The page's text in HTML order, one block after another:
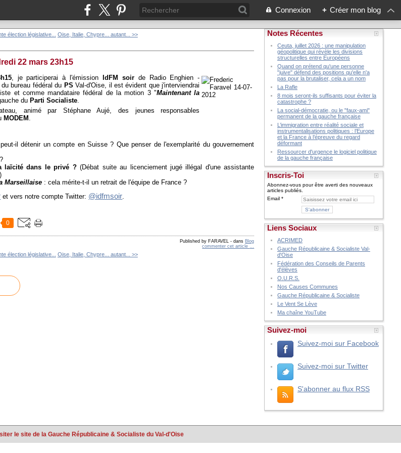
Connexion + Créer mon blog
élection législative... Oise, Italie, Chypre... autant... >>
22 mars 23h15
, je participerai à l'émission IdFM soirde Radio Enghien -
bureau fédéral du PS Val-d'Oise, il est évident que j'interviendrai
et comme mandataire fédéral de la motion 3 "Maintenant la
duParti Socialiste
animé par Stéphane Aujé, des jeunes responsables
MODEM
il détenir un compte en Suisse ? Que penser de l'exemplarité du gouvernement
laïcité dans le privé ?(Débat suite au licenciement jugé illégal d'une assistante
Marseillaise : cela mérite-t-il un retrait de l'équipe de France ?
et vers notre compte Twitter: @idfmsoir
0
Published by FARAVEL - dans Blog
commenter cet article
élection législative... Oise, Italie, Chypre... autant... >>
Notes Récentes
Ceuta, juillet 2026 : une manipulation
géopolitique qui révèle les divisions
structurelles entre Européens
Quand on prétend qu'une personne
"juive" défend des positions qu'elle n'a
pas pour la brutaliser, cela a un nom
La Rafle
8 mois seront-ils suffisants pour éviter la
catastrophe ?
La social-démocratie, ou le "faux-ami"
permanent de la gauche française
L’immigration entre réalité sociale et
instrumentalisations politiques : l’Europe
et la France à l’épreuve du regard
déformant
Ressourcer d'urgence le logiciel politique
de la gauche française
Inscris-Toi
Abonnez-vous pour être averti des nouveaux
articles publiés.
Email
Liens Sociaux
ACRIMED
Gauche Républicaine & Socialiste Val-
d'Oise
Fédération des Conseils de Parents
d'élèves
O.U.R.S.
Nos Causes Communes
Gauche Républicaine & Socialiste
Le Vent Se Lève
Ma chaîne YouTube
Suivez-moi
Suivez-moi sur Facebook
Suivez-moi sur Twitter
S'abonner au flux RSS
le site de la Gauche Républicaine & Socialiste du Val-d'Oise